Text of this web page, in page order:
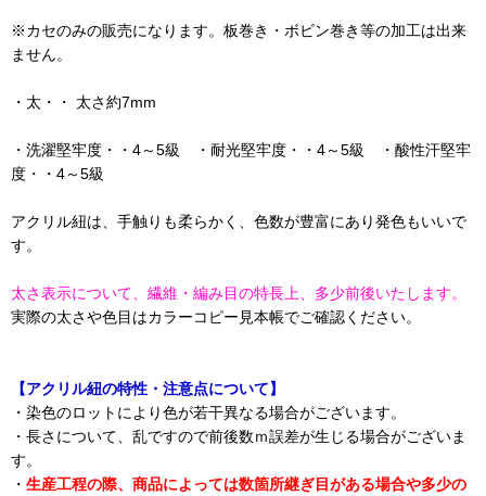
※カセのみの販売になります。板巻き・ボビン巻き等の加工は出来
ません。
・太・・ 太さ約7mm
・洗濯堅牢度・・4～5級 ・耐光堅牢度・・4～5級 ・酸性汗堅牢
度・・4～5級
アクリル紐は、手触りも柔らかく、色数が豊富にあり発色もいいで
す。
太さ表示について、繊維・編み目の特長上、多少前後いたします。
実際の太さや色目はカラーコピー見本帳でご確認ください。
【アクリル紐の特性・注意点について】
・染色のロットにより色が若干異なる場合がございます。
・長さについて、乱ですので前後数ｍ誤差が生じる場合がございま
す。
・ 生産工程の際、商品によっては数箇所継ぎ目がある場合や多少の